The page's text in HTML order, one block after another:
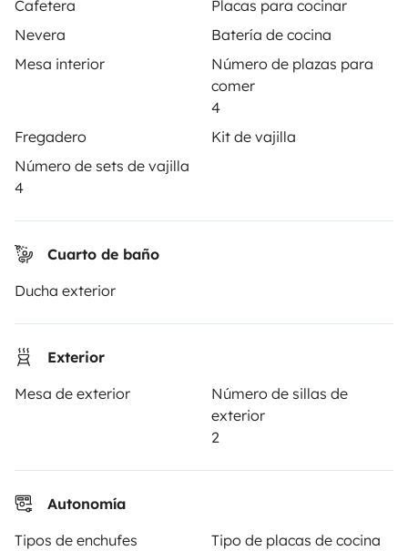
Cafetera
Placas para cocinar
Nevera
Batería de cocina
Mesa interior
Número de plazas para
comer
4
Fregadero
Kit de vajilla
Número de sets de vajilla
4
Cuarto de baño
Ducha exterior
Exterior
Mesa de exterior
Número de sillas de
exterior
2
Autonomía
Tipos de enchufes
Tipo de placas de cocina
ALQUILER AUTOCARAVANAS
¿Cómo funciona?
Tus primeros pasos en autocaravana
Las opiniones de nuestros usuarios
PROPIETARIOS
Anunciar un vehículo
Contrato de alquiler
Seguros de alquiler
Ayuda propietario